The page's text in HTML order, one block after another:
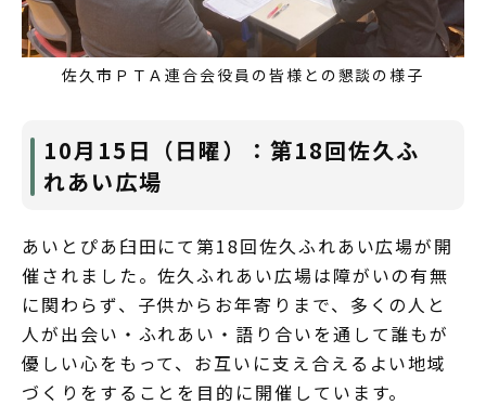
佐久市ＰＴＡ連合会役員の皆様との懇談の様子
10月15日（日曜）：第18回佐久ふ
れあい広場
あいとぴあ臼田にて第18回佐久ふれあい広場が開
催されました。佐久ふれあい広場は障がいの有無
に関わらず、子供からお年寄りまで、多くの人と
人が出会い・ふれあい・語り合いを通して誰もが
優しい心をもって、お互いに支え合えるよい地域
づくりをすることを目的に開催しています。